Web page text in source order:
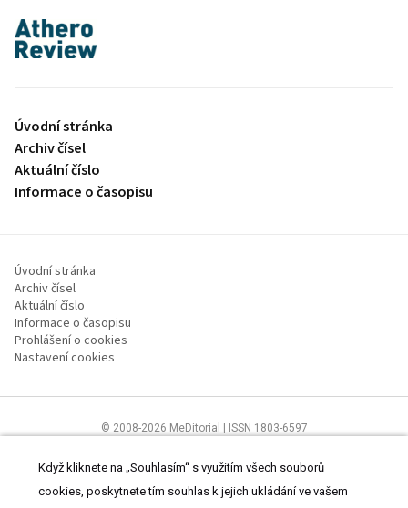
proLékaře.cz
Úvodní stránka
Archiv čísel
Aktuální číslo
Informace o časopisu
Úvodní stránka
Archiv čísel
Aktuální číslo
Informace o časopisu
Prohlášení o cookies
Nastavení cookies
© 2008-2026 MeDitorial | ISSN 1803-6597
zdravotnictví.Čtěte prohlášeníaZásady zpracování osobních údajů
Když kliknete na „Souhlasím“ s využitím všech souborů
cookies, poskytnete tím souhlas k jejich ukládání ve vašem